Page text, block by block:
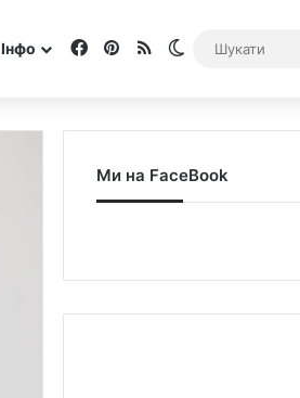
Інфо Facebook
Pinterest
RSS Switch skin
Ми на FaceBook